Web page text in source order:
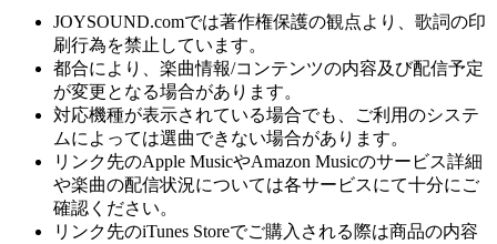
JOYSOUND.comでは著作権保護の観点より、歌詞の印
刷行為を禁止しています。
都合により、楽曲情報/コンテンツの内容及び配信予定
が変更となる場合があります。
対応機種が表示されている場合でも、ご利用のシステ
ムによっては選曲できない場合があります。
リンク先のApple MusicやAmazon Musicのサービス詳細
や楽曲の配信状況については各サービスにて十分にご
確認ください。
リンク先のiTunes Storeでご購入される際は商品の内容